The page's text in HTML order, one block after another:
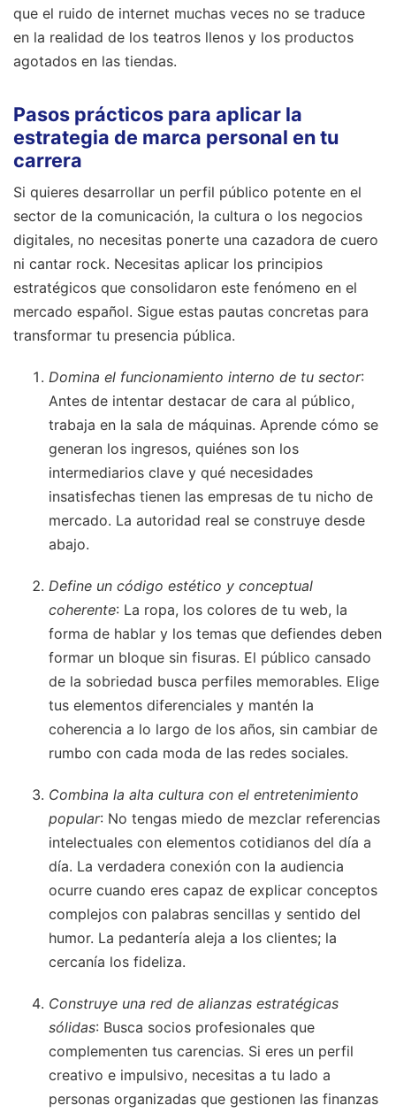
que el ruido de internet muchas veces no se traduce
en la realidad de los teatros llenos y los productos
agotados en las tiendas.
Pasos prácticos para aplicar la
estrategia de marca personal en tu
carrera
Si quieres desarrollar un perfil público potente en el
sector de la comunicación, la cultura o los negocios
digitales, no necesitas ponerte una cazadora de cuero
ni cantar rock. Necesitas aplicar los principios
estratégicos que consolidaron este fenómeno en el
mercado español. Sigue estas pautas concretas para
transformar tu presencia pública.
Domina el funcionamiento interno de tu sector:
Antes de intentar destacar de cara al público,
trabaja en la sala de máquinas. Aprende cómo se
generan los ingresos, quiénes son los
intermediarios clave y qué necesidades
insatisfechas tienen las empresas de tu nicho de
mercado. La autoridad real se construye desde
abajo.
Define un código estético y conceptual
coherente: La ropa, los colores de tu web, la
forma de hablar y los temas que defiendes deben
formar un bloque sin fisuras. El público cansado
de la sobriedad busca perfiles memorables. Elige
tus elementos diferenciales y mantén la
coherencia a lo largo de los años, sin cambiar de
rumbo con cada moda de las redes sociales.
Combina la alta cultura con el entretenimiento
popular: No tengas miedo de mezclar referencias
intelectuales con elementos cotidianos del día a
día. La verdadera conexión con la audiencia
ocurre cuando eres capaz de explicar conceptos
complejos con palabras sencillas y sentido del
humor. La pedantería aleja a los clientes; la
cercanía los fideliza.
Construye una red de alianzas estratégicas
sólidas: Busca socios profesionales que
complementen tus carencias. Si eres un perfil
creativo e impulsivo, necesitas a tu lado a
personas organizadas que gestionen las finanzas